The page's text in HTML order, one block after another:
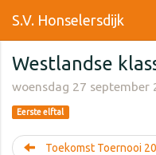
S.V. Honselersdijk
Westlandse
woensdag 27 september
Eerste elftal
Toekomst Toernooi